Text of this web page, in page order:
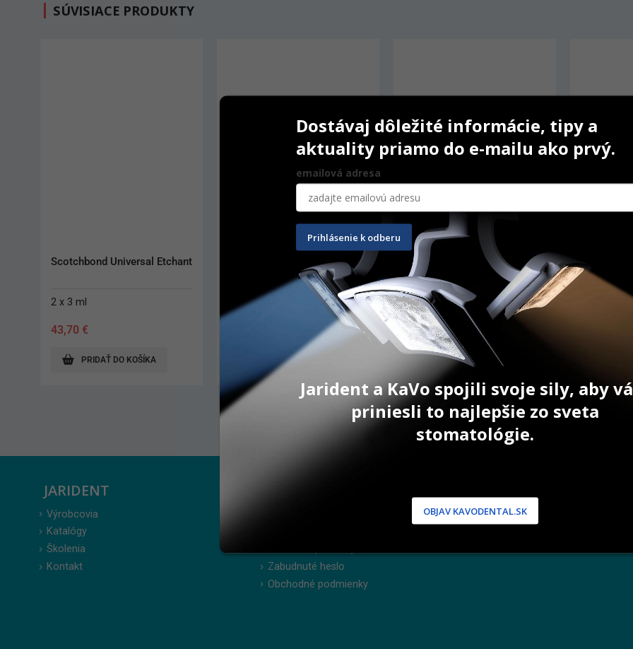
SÚVISIACE PRODUKTY
Blue Etch
2 ml
3,10€
PRIDAŤ DO KOŠÍKA
50 ml
PRIDAŤ DO KOŠÍKA
Contax Intro Kit + Activator
3 x 5 ml + prísl.
143,60€
PRIDAŤ DO KOŠÍKA
JARIDENT
Výrobcovia
Katalógy
Školenia
Kontakt
Zabudnuté heslo
Obchodné podmienky
Doprava a platba
Dostávaj dôležité informácie, tipy a
aktuality priamo do e-mailu ako prvý.
emailová adresa
Prihlásenie k odberu
Jarident a KaVo spojili svoje sily, aby
priniesli to najlepšie zo sveta
stomatológie.
OBJAV KAVODENTAL.SK